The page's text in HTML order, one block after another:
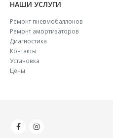
НАШИ УСЛУГИ
Ремонт пневмобаллонов
Ремонт амортизаторов
Диагностика
Контакты
Установка
Цены